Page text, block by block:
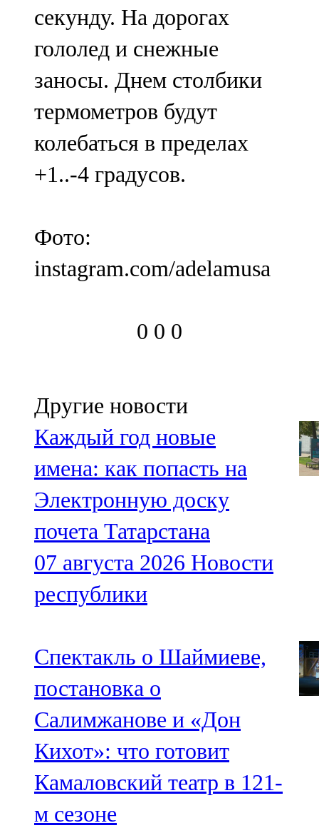
секунду. На дорогах
гололед и снежные
заносы. Днем столбики
термометров будут
колебаться в пределах
+1..-4 градусов.
Фото:
instagram.com/adelamusa
0 0 0
Другие новости
Каждый год новые
имена: как попасть на
Электронную доску
почета Татарстана
07 августа 2026 Новости
республики
Спектакль о Шаймиеве,
постановка о
Салимжанове и «Дон
Кихот»: что готовит
Камаловский театр в 121-
м сезоне